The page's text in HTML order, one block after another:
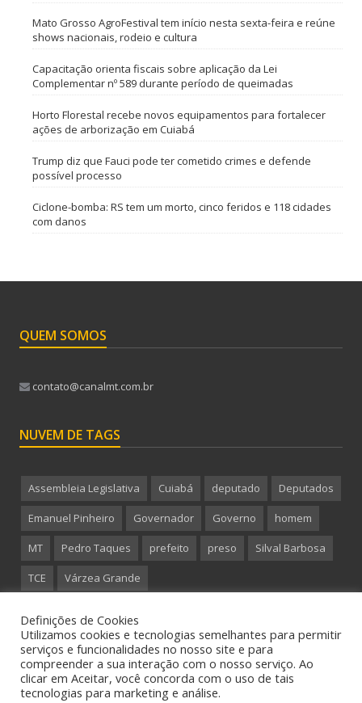
Mato Grosso AgroFestival tem início nesta sexta-feira e reúne
shows nacionais, rodeio e cultura
Capacitação orienta fiscais sobre aplicação da Lei
Complementar nº 589 durante período de queimadas
Horto Florestal recebe novos equipamentos para fortalecer
ações de arborização em Cuiabá
Trump diz que Fauci pode ter cometido crimes e defende
possível processo
Ciclone-bomba: RS tem um morto, cinco feridos e 118 cidades
com danos
QUEM SOMOS
contato@canalmt.com.br
NUVEM DE TAGS
Assembleia Legislativa Cuiabá deputado Deputados
Emanuel Pinheiro Governador Governo homem
MT Pedro Taques prefeito preso Silval Barbosa
TCE Várzea Grande
Copyright 2015 CanalMT - Todos os direitos reservados.
Definições de Cookies
Utilizamos cookies e tecnologias semelhantes para permitir
serviços e funcionalidades no nosso site e para
compreender a sua interação com o nosso serviço. Ao
clicar em Aceitar, você concorda com o uso de tais
tecnologias para marketing e análise.